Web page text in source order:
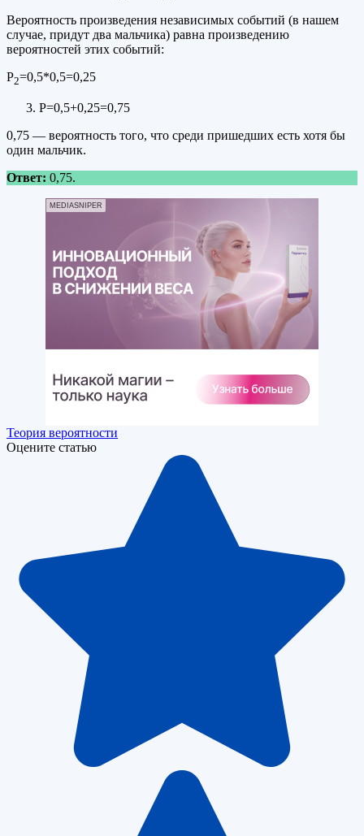
Вероятность произведения независимых событий (в нашем
случае, придут два мальчика) равна произведению
вероятностей этих событий:
Р2=0,5*0,5=0,25
Р=0,5+0,25=0,75
0,75 — вероятность того, что среди пришедших есть хотя бы
один мальчик.
Ответ: 0,75.
MEDIASNIPER
Теория вероятности
Оцените статью